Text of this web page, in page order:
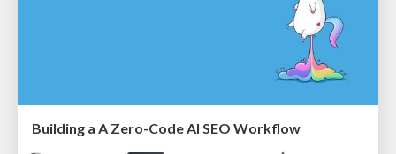
Building a A Zero-Code AI SEO Workflow